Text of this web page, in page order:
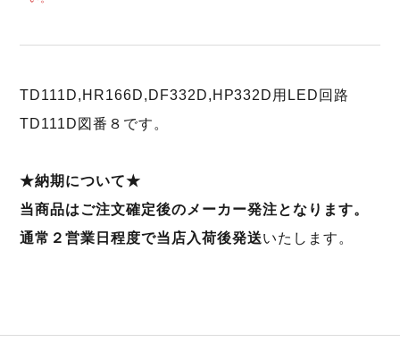
TD111D,HR166D,DF332D,HP332D用LED回路
TD111D図番８です。
★納期について★
当商品はご注文確定後のメーカー発注となります。
通常２営業日程度で当店入荷後発送いたします。